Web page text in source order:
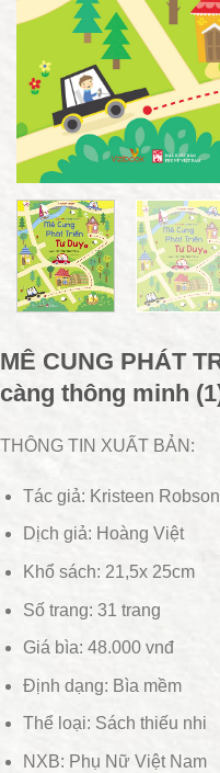
MÊ CUNG PHÁT
càng thông minh
THÔNG TIN XUẤT BẢN:
Tác giả: Kristeen Robson
Dịch giả: Hoàng Việt
Khổ sách: 21,5x 25cm
Số trang: 31 trang
Giá bìa: 48.000 vnđ
Định dạng: Bìa mềm
Thể loại: Sách thiếu nhi
NXB: Phụ Nữ Việt Nam